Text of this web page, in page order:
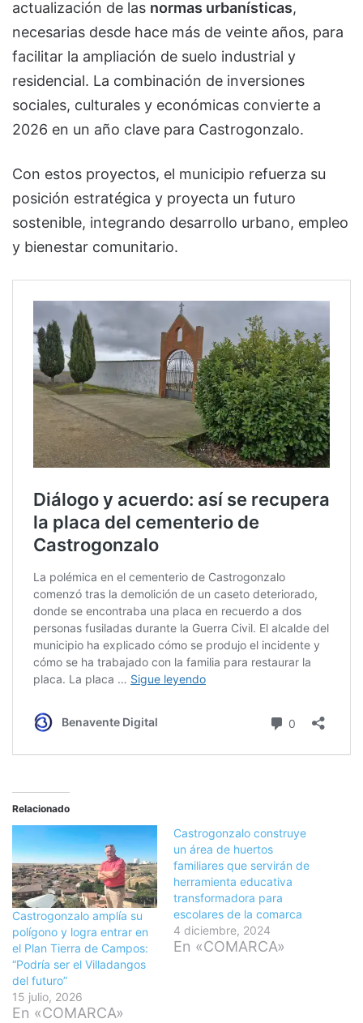
actualización de las normas urbanísticas,
necesarias desde hace más de veinte años, para
facilitar la ampliación de suelo industrial y
residencial. La combinación de inversiones
sociales, culturales y económicas convierte a
2026 en un año clave para Castrogonzalo.
Con estos proyectos, el municipio refuerza su
posición estratégica y proyecta un futuro
sostenible, integrando desarrollo urbano, empleo
y bienestar comunitario.
Relacionado
Castrogonzalo amplía su
polígono y logra entrar en
el Plan Tierra de Campos:
“Podría ser el Villadangos
del futuro”
15 julio, 2026
En «COMARCA»
Castrogonzalo construye
un área de huertos
familiares que servirán de
herramienta educativa
transformadora para
escolares de la comarca
4 diciembre, 2024
En «COMARCA»